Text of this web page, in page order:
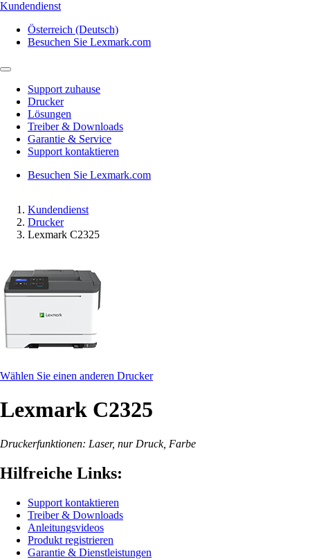
Kundendienst
Österreich (Deutsch)
Besuchen Sie Lexmark.com
Support zuhause
Drucker
Lösungen
Treiber & Downloads
Garantie & Service
Support kontaktieren
Besuchen Sie Lexmark.com
Kundendienst
Drucker
Lexmark C2325
Wählen Sie einen anderen Drucker
Lexmark C2325
Druckerfunktionen: Laser, nur Druck, Farbe
Hilfreiche Links:
Support kontaktieren
Treiber & Downloads
Anleitungsvideos
Produkt registrieren
Garantie & Dienstleistungen